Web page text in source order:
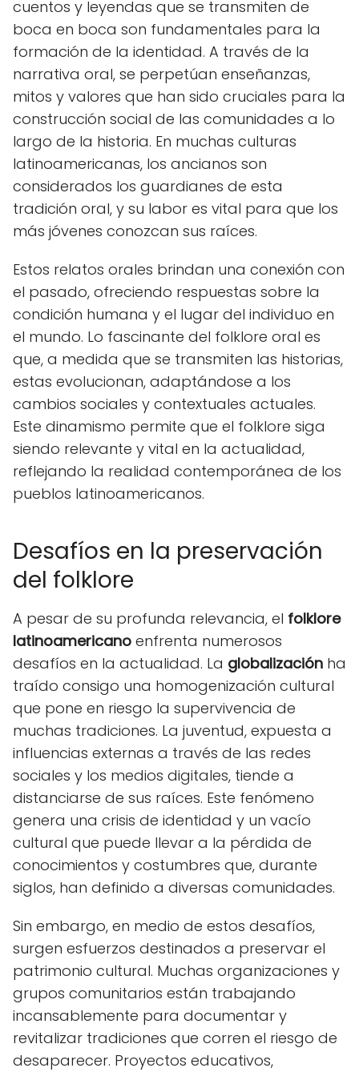
cuentos y leyendas que se transmiten de
boca en boca son fundamentales para la
formación de la identidad. A través de la
narrativa oral, se perpetúan enseñanzas,
mitos y valores que han sido cruciales para la
construcción social de las comunidades a lo
largo de la historia. En muchas culturas
latinoamericanas, los ancianos son
considerados los guardianes de esta
tradición oral, y su labor es vital para que los
más jóvenes conozcan sus raíces.
Estos relatos orales brindan una conexión con
el pasado, ofreciendo respuestas sobre la
condición humana y el lugar del individuo en
el mundo. Lo fascinante del folklore oral es
que, a medida que se transmiten las historias,
estas evolucionan, adaptándose a los
cambios sociales y contextuales actuales.
Este dinamismo permite que el folklore siga
siendo relevante y vital en la actualidad,
reflejando la realidad contemporánea de los
pueblos latinoamericanos.
Desafíos en la preservación
del folklore
A pesar de su profunda relevancia, el folklore
latinoamericano enfrenta numerosos
desafíos en la actualidad. La globalización ha
traído consigo una homogenización cultural
que pone en riesgo la supervivencia de
muchas tradiciones. La juventud, expuesta a
influencias externas a través de las redes
sociales y los medios digitales, tiende a
distanciarse de sus raíces. Este fenómeno
genera una crisis de identidad y un vacío
cultural que puede llevar a la pérdida de
conocimientos y costumbres que, durante
siglos, han definido a diversas comunidades.
Sin embargo, en medio de estos desafíos,
surgen esfuerzos destinados a preservar el
patrimonio cultural. Muchas organizaciones y
grupos comunitarios están trabajando
incansablemente para documentar y
revitalizar tradiciones que corren el riesgo de
desaparecer. Proyectos educativos,